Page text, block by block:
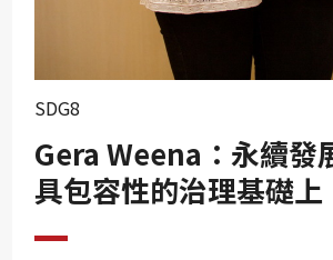
SDG8
Gera Weena：永續發
具包容性的治理基礎上